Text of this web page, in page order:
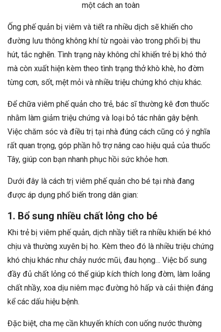
một cách an toàn
Ống phế quản bị viêm và tiết ra nhiều dịch sẽ khiến cho
đường lưu thông không khí từ ngoài vào trong phổi bị thu
hút, tắc nghẽn. Tình trạng này không chỉ khiến trẻ bị khó thở
mà còn xuất hiện kèm theo tình trạng thở khò khè, ho đờm
từng cơn, sốt, mệt mỏi và nhiều triệu chứng khó chịu khác.
Để chữa viêm phế quản cho trẻ, bác sĩ thường kê đơn thuốc
nhằm làm giảm triệu chứng và loại bỏ tác nhân gây bệnh.
Việc chăm sóc và điều trị tại nhà đúng cách cũng có ý nghĩa
rất quan trọng, góp phần hỗ trợ nâng cao hiệu quả của thuốc
Tây, giúp con bạn nhanh phục hồi sức khỏe hơn.
Dưới đây là cách trị viêm phế quản cho bé tại nhà đang
được áp dụng phổ biến trong dân gian:
1. Bổ sung nhiều chất lỏng cho bé
Khi trẻ bị viêm phế quản, dịch nhầy tiết ra nhiều khiến bé khó
chịu và thường xuyên bị ho. Kèm theo đó là nhiều triệu chứng
khó chịu khác như chảy nước mũi, đau họng… Việc bổ sung
đầy đủ chất lỏng có thể giúp kích thích long đờm, làm loãng
chất nhầy, xoa dịu niêm mạc đường hô hấp và cải thiện đáng
kể các dấu hiệu bệnh.
Đặc biệt, cha mẹ cần khuyến khích con uống nước thường